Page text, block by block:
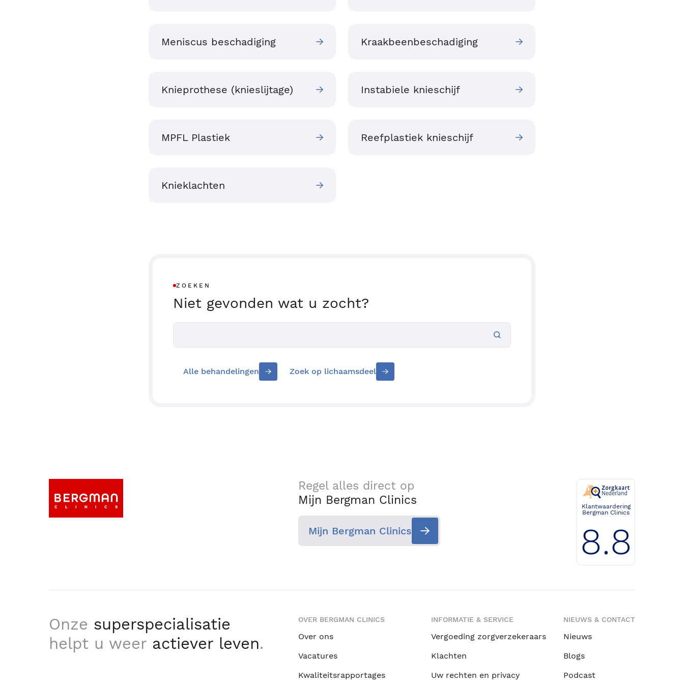
Meniscus beschadiging Kraakbeenbeschadiging
Knieprothese (knieslijtage) Instabiele knieschijf
MPFL Plastiek Reefplastiek knieschijf
Knieklachten
ZOEKEN
Niet gevonden wat u zocht?
Alle behandelingen Zoek op lichaamsdeel
Regel alles direct op
Mijn Bergman Clinics
Mijn Bergman Clinics
Klantwaardering
Bergman Clinics
8.8
Onze superspecialisatie
helpt u weer actiever leven.
OVER BERGMAN CLINICS
Over ons
Vacatures
Kwaliteitsrapportages
INFORMATIE & SERVICE
Vergoeding zorgverzekeraars
Klachten
Uw rechten en privacy
NIEUWS & CONTACT
Nieuws
Blogs
Podcast